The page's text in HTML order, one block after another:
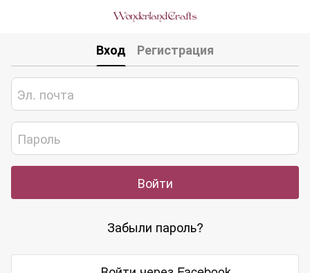
Вход Регистрация
Войти
Забыли пароль?